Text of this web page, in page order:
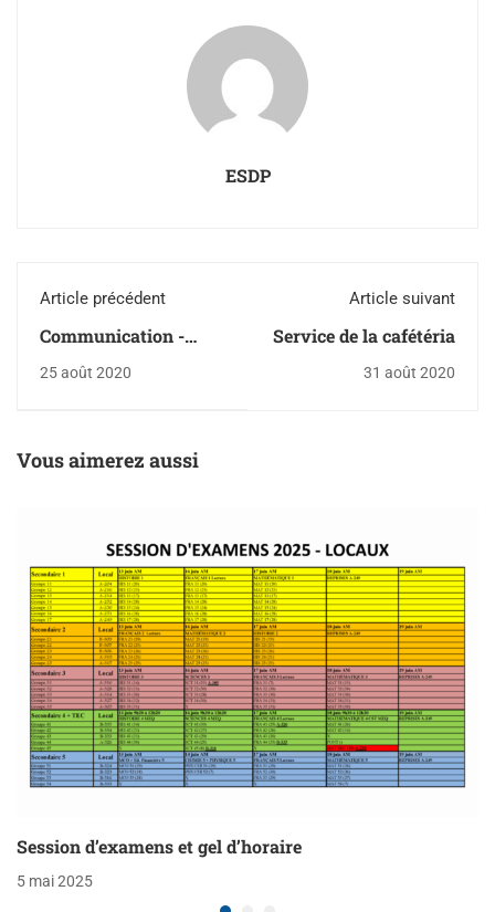
ESDP
Article précédent
Communication -
Rentrée scolaire 2020-
2021
25 août 2020
Article suivant
Service de la cafétéria
31 août 2020
Vous aimerez aussi
Session d’examens et gel d’horaire
5 mai 2025